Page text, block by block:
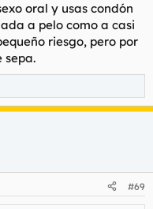
oral y usas condón
a pelo como a casi
riesgo, pero por
sepa.
#69